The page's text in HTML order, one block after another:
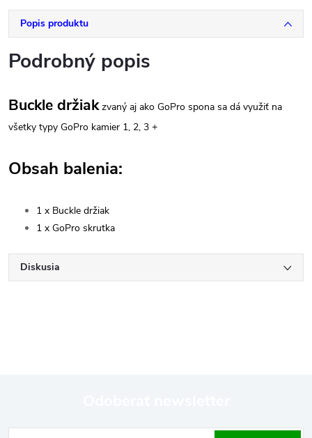
Popis produktu
Podrobný popis
Buckle držiakzvaný aj ako GoPro spona sa dá využiť na
všetky typy GoPro kamier 1, 2, 3 +
Obsah balenia:
1 x Buckle držiak
1 x GoPro skrutka
Diskusia